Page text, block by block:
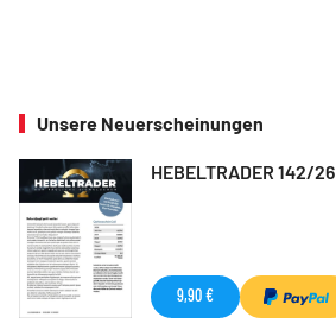
Unsere Neuerscheinungen
HEBELTRADER 142/26
9,90 €